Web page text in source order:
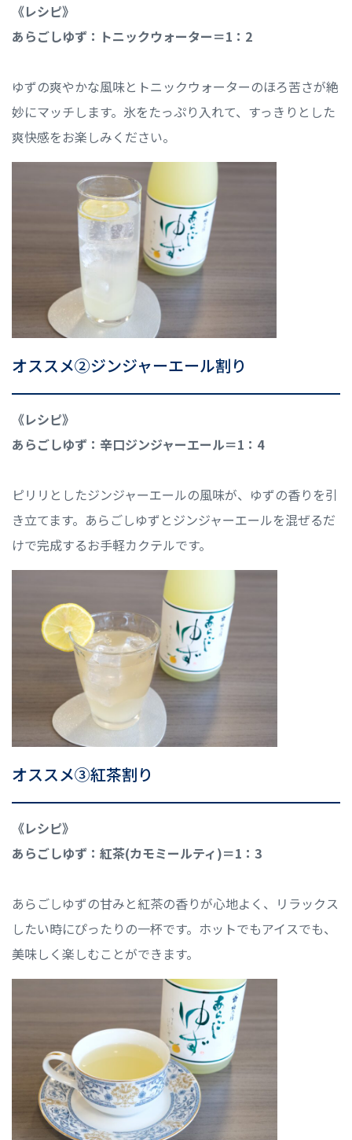
《レシピ》
あらごしゆず：トニックウォーター＝1：2
ゆずの爽やかな風味とトニックウォーターのほろ苦さが絶
妙にマッチします。氷をたっぷり入れて、すっきりとした
爽快感をお楽しみください。
オススメ②ジンジャーエール割り
《レシピ》
あらごしゆず：辛口ジンジャーエール＝1：4
ピリリとしたジンジャーエールの風味が、ゆずの香りを引
き立てます。あらごしゆずとジンジャーエールを混ぜるだ
けで完成するお手軽カクテルです。
オススメ③紅茶割り
《レシピ》
あらごしゆず：紅茶(カモミールティ)＝1：3
あらごしゆずの甘みと紅茶の香りが心地よく、リラックス
したい時にぴったりの一杯です。ホットでもアイスでも、
美味しく楽しむことができます。